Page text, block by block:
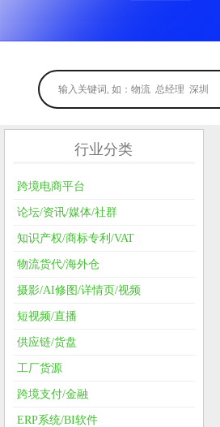
行业分类
跨境电商平台
论坛/资讯/媒体/社群
知识产权/商标专利/VAT
物流货代/海外仓
摄影/AI修图/详情页/视频
短视频/直播
供应链/货盘
工厂货源
跨境支付/金融
ERP系统/BI软件